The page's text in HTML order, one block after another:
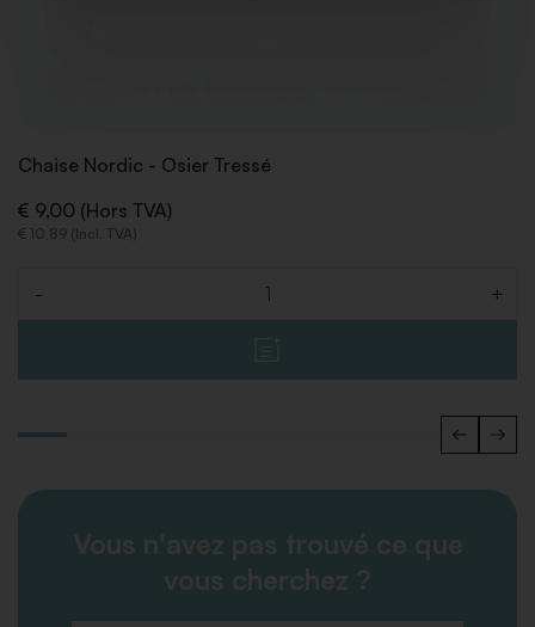
Chaise Nordic - Osier Tressé
€ 9,00 (Hors TVA)
€ 10,89 (Incl. TVA)
- +
Vous n'avez pas trouvé ce que
vous cherchez ?